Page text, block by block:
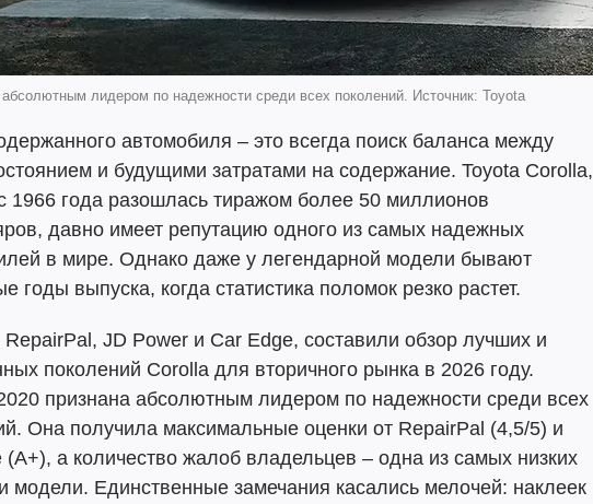
лидером по надежности среди всех поколений. Источник: Toyota
автомобиля – это всегда поиск баланса между
и будущими затратами на содержание. Toyota Corolla,
1966 года разошлась тиражом более 50 миллионов
давно имеет репутацию одного из самых надежных
в мире. Однако даже у легендарной модели бывают
годы выпуска, когда статистика поломок резко растет.
RepairPal, JD Power и Car Edge, составили обзор лучших и
поколений Corolla для вторичного рынка в 2026 году.
признана абсолютным лидером по надежности среди всех
Она получила максимальные оценки от RepairPal (4,5/5) и
(A+), а количество жалоб владельцев – одна из самых низких
модели. Единственные замечания касались мелочей: наклеек